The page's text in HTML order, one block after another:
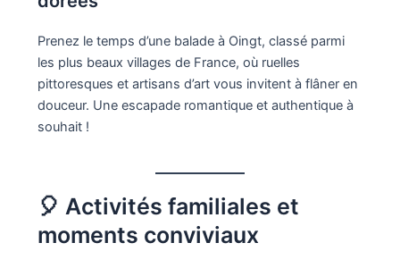
Prenez le temps d’une balade à Oingt, classé parmi
les plus beaux villages de France, où ruelles
pittoresques et artisans d’art vous invitent à flâner en
douceur. Une escapade romantique et authentique à
souhait !
🎈 Activités familiales et
moments conviviaux